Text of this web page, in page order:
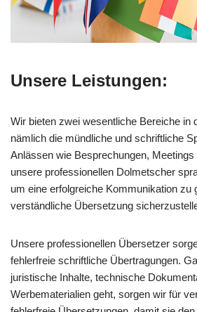
Unsere Leistungen:
Wir bieten zwei wesentliche Bereiche in
nämlich die mündliche und schriftliche
Anlässen wie Besprechungen,
unsere professionellen Dolmetscher
um eine erfolgreiche Kommunikation zu
verständliche Übersetzung
Unsere professionellen Übersetzer
fehlerfreie schriftliche Übertragungen.
juristische Inhalte, technische
Werbematerialien geht, sorgen wir für